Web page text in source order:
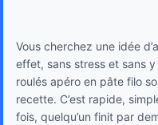
Vous cherchez une idée
effet, sans stress et sans
roulés apéro en pâte filo
recette. C’est rapide,
fois, quelqu’un finit par